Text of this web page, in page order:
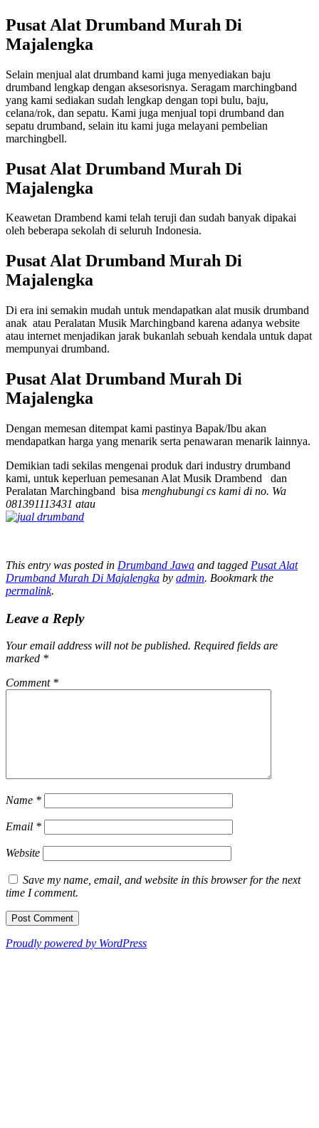
Pusat Alat Drumband Murah Di
Majalengka
Selain menjual alat drumband kami juga menyediakan baju
drumband lengkap dengan aksesorisnya. Seragam marchingband
yang kami sediakan sudah lengkap dengan topi bulu, baju,
celana/rok, dan sepatu. Kami juga menjual topi drumband dan
sepatu drumband, selain itu kami juga melayani pembelian
marchingbell.
Pusat Alat Drumband Murah Di
Majalengka
Keawetan Drambend kami telah teruji dan sudah banyak dipakai
oleh beberapa sekolah di seluruh Indonesia.
Pusat Alat Drumband Murah Di
Majalengka
Di era ini semakin mudah untuk mendapatkan alat musik drumband
anak atau Peralatan Musik Marchingband karena adanya website
atau internet menjadikan jarak bukanlah sebuah kendala untuk dapat
mempunyai drumband.
Pusat Alat Drumband Murah Di
Majalengka
Dengan memesan ditempat kami pastinya Bapak/Ibu akan
mendapatkan harga yang menarik serta penawaran menarik lainnya.
Demikian tadi sekilas mengenai produk dari industry drumband
kami, untuk keperluan pemesanan Alat Musik Drambend dan
Peralatan Marchingband bisa menghubungi cs kami di no. Wa
081391113431 atau
This entry was posted in Drumband Jawa and tagged Pusat Alat
Drumband Murah Di Majalengka by admin. Bookmark the
permalink.
Leave a Reply
Your email address will not be published. Required fields are
marked *
Comment *
Name *
Email *
Website
Save my name, email, and website in this browser for the next
time I comment.
Proudly powered by WordPress